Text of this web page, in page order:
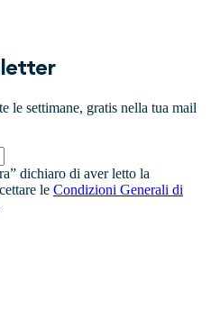
le settimane, gratis nella tua mail
dichiaro di aver letto la
le Condizioni Generali di